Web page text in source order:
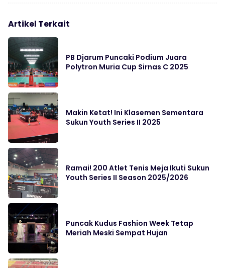
Artikel Terkait
PB Djarum Puncaki Podium Juara
Polytron Muria Cup Sirnas C 2025
Makin Ketat! Ini Klasemen Sementara
Sukun Youth Series II 2025
Ramai! 200 Atlet Tenis Meja Ikuti Sukun
Youth Series II Season 2025/2026
Puncak Kudus Fashion Week Tetap
Meriah Meski Sempat Hujan